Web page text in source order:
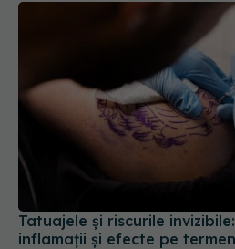
Tatuajele și riscurile
inflamații și efecte pe